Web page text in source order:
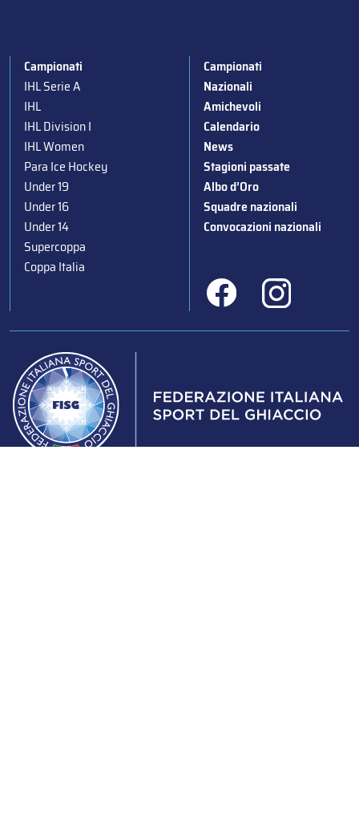
Campionati
IHL Serie A
IHL
IHL Division I
IHL Women
Para Ice Hockey
Under 19
Under 16
Under 14
Supercoppa
Coppa Italia
Campionati
Nazionali
Amichevoli
Calendario
News
Stagioni passate
Albo d’Oro
Squadre nazionali
Convocazioni nazionali